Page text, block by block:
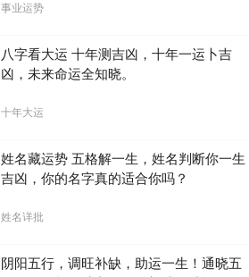
局！！
事业运势
八字看大运 十年测吉凶，十年一运卜吉
凶，未来命运全知晓。
十年大运
姓名藏运势 五格解一生，姓名判断你一生
吉凶，你的名字真的适合你吗？
姓名详批
阴阳五行，调旺补缺，助运一生！通晓五